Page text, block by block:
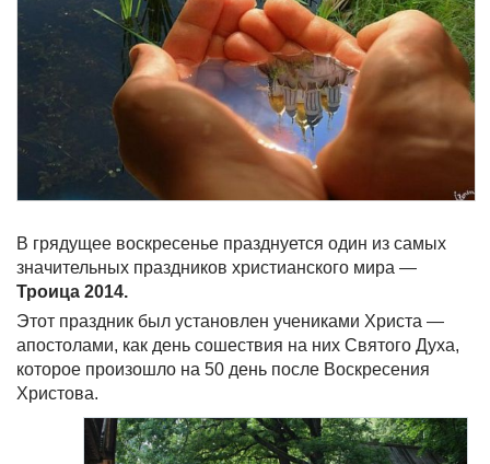
В грядущее воскресенье празднуется один из самых
значительных праздников христианского мира —
Троица 2014.
Этот праздник был установлен учениками Христа —
апостолами, как день сошествия на них Святого Духа,
которое произошло на 50 день после Воскресения
Христова.